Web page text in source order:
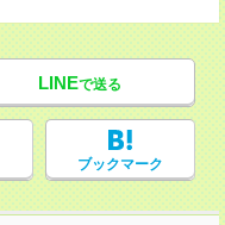
LINEで送る
ブックマーク